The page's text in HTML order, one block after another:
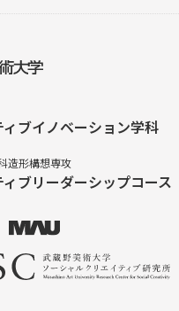
ィブイノベーション学科
造形構想専攻
ブリーダーシップコース